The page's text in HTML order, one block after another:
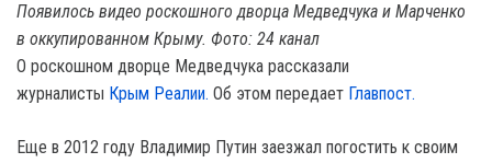
Появилось видео роскошного дворца Медведчука и Марченко
в оккупированном Крыму. Фото: 24 канал
О роскошном дворце Медведчука рассказали
журналисты Крым Реалии. Об этом передает Главпост.
Еще в 2012 году Владимир Путин заезжал погостить к своим